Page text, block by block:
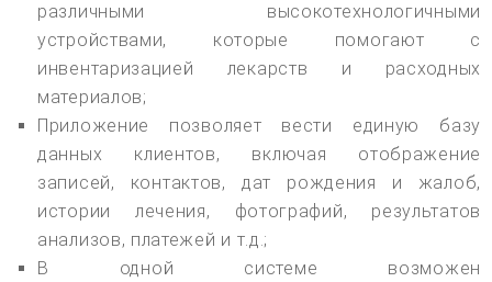
различными высокотехнологичными
устройствами, которые помогают с
инвентаризацией лекарств и расходных
материалов;
Приложение позволяет вести единую базу
данных клиентов, включая отображение
записей, контактов, дат рождения и жалоб,
истории лечения, фотографий, результатов
анализов, платежей и т.д.;
В одной системе возможен